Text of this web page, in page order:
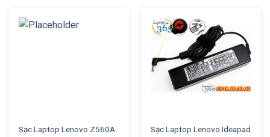
Sạc Laptop Lenovo Z560A
Sạc Laptop Lenovo Ideapad